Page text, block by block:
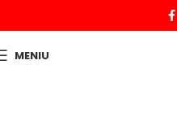
MENIU